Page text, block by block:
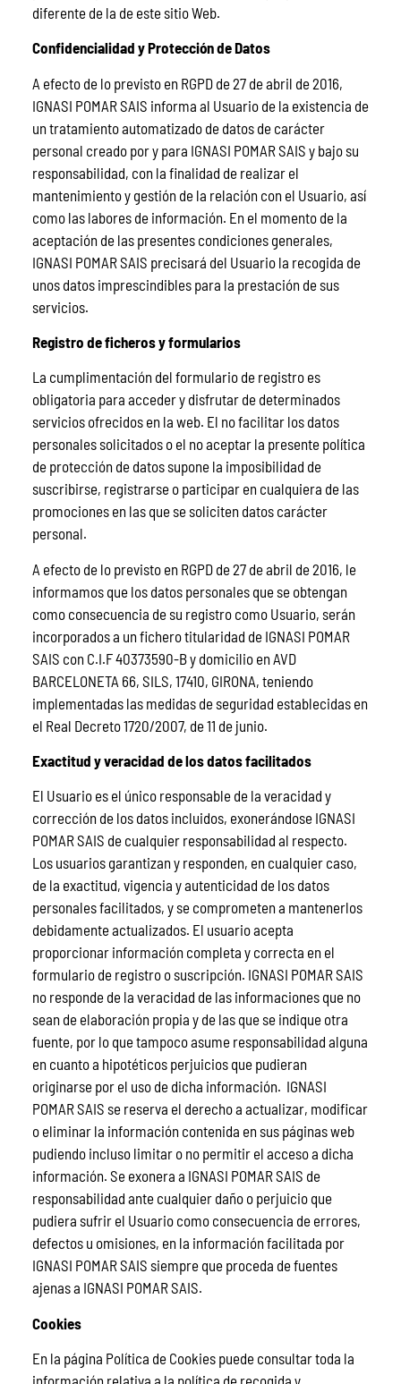
diferente de la de este sitio Web.
Confidencialidad y Protección de Datos
A efecto de lo previsto en RGPD de 27 de abril de 2016,
IGNASI POMAR SAIS informa al Usuario de la existencia de
un tratamiento automatizado de datos de carácter
personal creado por y para IGNASI POMAR SAIS y bajo su
responsabilidad, con la finalidad de realizar el
mantenimiento y gestión de la relación con el Usuario, así
como las labores de información. En el momento de la
aceptación de las presentes condiciones generales,
IGNASI POMAR SAIS precisará del Usuario la recogida de
unos datos imprescindibles para la prestación de sus
servicios.
Registro de ficheros y formularios
La cumplimentación del formulario de registro es
obligatoria para acceder y disfrutar de determinados
servicios ofrecidos en la web. El no facilitar los datos
personales solicitados o el no aceptar la presente política
de protección de datos supone la imposibilidad de
suscribirse, registrarse o participar en cualquiera de las
promociones en las que se soliciten datos carácter
personal.
A efecto de lo previsto en RGPD de 27 de abril de 2016, le
informamos que los datos personales que se obtengan
como consecuencia de su registro como Usuario, serán
incorporados a un fichero titularidad de IGNASI POMAR
SAIS con C.I.F 40373590-B y domicilio en AVD
BARCELONETA 66, SILS, 17410, GIRONA, teniendo
implementadas las medidas de seguridad establecidas en
el Real Decreto 1720/2007, de 11 de junio.
Exactitud y veracidad de los datos facilitados
El Usuario es el único responsable de la veracidad y
corrección de los datos incluidos, exonerándose IGNASI
POMAR SAIS de cualquier responsabilidad al respecto.
Los usuarios garantizan y responden, en cualquier caso,
de la exactitud, vigencia y autenticidad de los datos
personales facilitados, y se comprometen a mantenerlos
debidamente actualizados. El usuario acepta
proporcionar información completa y correcta en el
formulario de registro o suscripción. IGNASI POMAR SAIS
no responde de la veracidad de las informaciones que no
sean de elaboración propia y de las que se indique otra
fuente, por lo que tampoco asume responsabilidad alguna
en cuanto a hipotéticos perjuicios que pudieran
originarse por el uso de dicha información. IGNASI
POMAR SAIS se reserva el derecho a actualizar, modificar
o eliminar la información contenida en sus páginas web
pudiendo incluso limitar o no permitir el acceso a dicha
información. Se exonera a IGNASI POMAR SAIS de
responsabilidad ante cualquier daño o perjuicio que
pudiera sufrir el Usuario como consecuencia de errores,
defectos u omisiones, en la información facilitada por
IGNASI POMAR SAIS siempre que proceda de fuentes
ajenas a IGNASI POMAR SAIS.
Cookies
En la página Política de Cookies puede consultar toda la